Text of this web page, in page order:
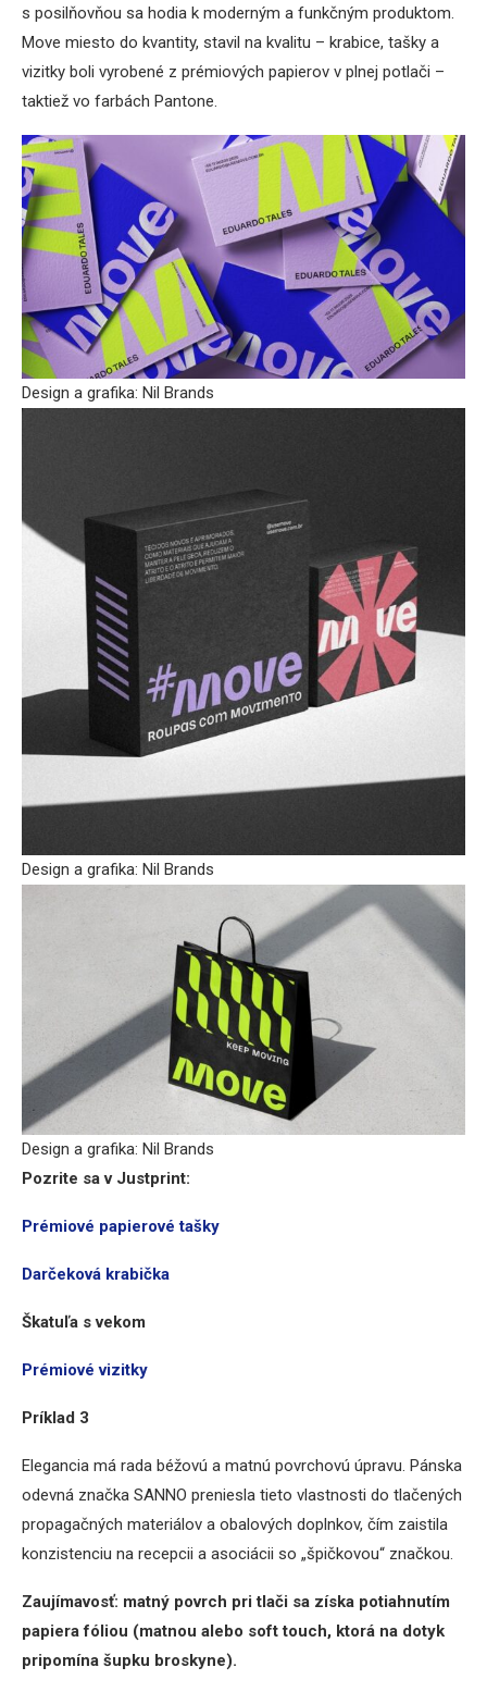
s posilňovňou sa hodia k moderným a funkčným produktom.
Move miesto do kvantity, stavil na kvalitu – krabice, tašky a
vizitky boli vyrobené z prémiových papierov v plnej potlači –
taktiež vo farbách Pantone.
Design a grafika: Nil Brands
Design a grafika: Nil Brands
Design a grafika: Nil Brands
Pozrite sa v Justprint:
Prémiové papierové tašky
Darčeková krabička
Škatuľa s vekom
Prémiové vizitky
Príklad 3
Elegancia má rada béžovú a matnú povrchovú úpravu. Pánska
odevná značka SANNO preniesla tieto vlastnosti do tlačených
propagačných materiálov a obalových doplnkov, čím zaistila
konzistenciu na recepcii a asociácii so „špičkovou“ značkou.
Zaujímavosť: matný povrch pri tlači sa získa potiahnutím
papiera fóliou (matnou alebo soft touch, ktorá na dotyk
pripomína šupku broskyne).